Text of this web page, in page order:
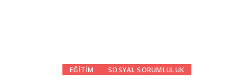
EĞITIM SOSYAL SORUMLULUK